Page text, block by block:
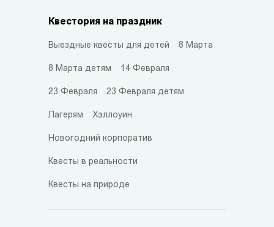
Квестория на праздник
Выездные квесты для детей 8 Марта
8 Марта детям 14 Февраля
23 Февраля 23 Февраля детям
Лагерям Хэллоуин
Новогодний корпоратив
Квесты в реальности
Квесты на природе